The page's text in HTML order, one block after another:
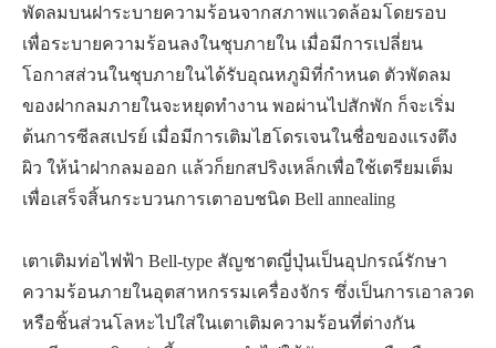
พัดลมบนฝาระบายความร้อนจากสภาพแวดล้อมโดยรอบ
เพื่อระบายความร้อนลงในชุบภายใน เมื่อมีการเปลี่ยน
โอกาสส่วนในชุบภายในได้รับอุณหภูมิที่กำหนด ตัวพัดลม
ของฝากลมภายในจะหยุดทำงาน พอผ่านไปสักพัก ก็จะเริ่ม
ต้นการซีลสเปรย์ เมื่อมีการเติมไฮโดรเจนในชื่อของแรงตึง
ผิว ให้นำฝากลมออก แล้วก็ยกสปริงเหล็กเพื่อใช้เตรียมเต็ม
เพื่อเสร็จสิ้นกระบวนการเตาอบชนิด Bell annealing
เตาเติมท่อไฟฟ้า Bell-type สัญชาตญี่ปุ่นเป็นอุปกรณ์รักษา
ความร้อนภายในอุตสาหกรรมเครื่องจักร ซึ่งเป็นการเอาลวด
หรือชิ้นส่วนโลหะไปใส่ในเตาเติมความร้อนที่ต่างกัน